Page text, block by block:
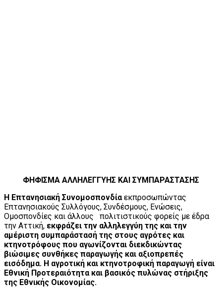
ΦΗΦΙΣΜΑ ΑΛΛΗΛΕΓΓΥΗΣ ΚΑΙ ΣΥΜΠΑΡΑΣΤΑΣΗΣ
Η Επτανησιακή Συνομοσπονδίαεκπροσωπώντας
Επτανησιακούς Συλλόγους, Συνδέσμους, Ενώσεις,
Ομοσπονδίες και άλλους πολιτιστικούς φορείς με έδρα
την Αττική, εκφράζει την αλληλεγγύη της και την
αμέριστη συμπαράστασή της στους αγρότες και
κτηνοτρόφους που αγωνίζονται διεκδικώντας
βιώσιμες συνθήκες παραγωγής και αξιοπρεπές
εισόδημα. Η αγροτική και κτηνοτροφική παραγωγή είναι
Εθνική Προτεραιότητα και βασικός πυλώνας στήριξης
της Εθνικής Οικονομίας.